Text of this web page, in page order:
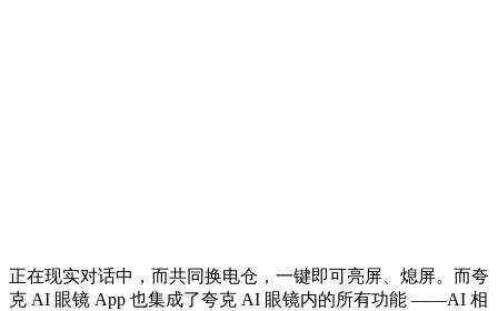
正在现实对话中，而共同换电仓，一键即可亮屏、熄屏。而夸
克 AI 眼镜 App 也集成了夸克 AI 眼镜内的所有功能 ——AI 相